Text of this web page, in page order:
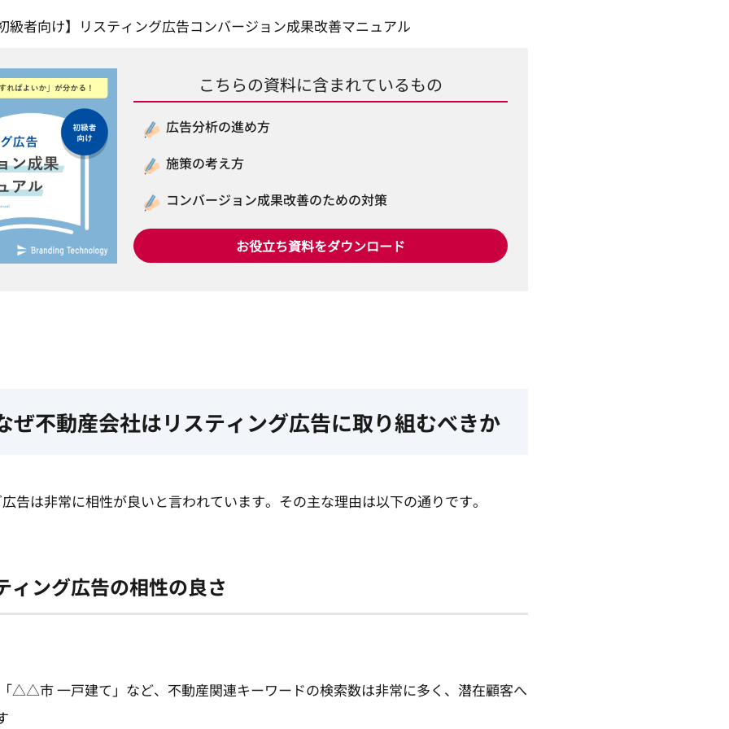
級者向け】リスティング広告コンバージョン成果改善マニュアル
こちらの資料に含まれているもの
広告分析の進め方
施策の考え方
コンバージョン成果改善のための対策
お役立ち資料をダウンロード
ぜ不動産会社はリスティング広告に取り組むべきか
告は非常に相性が良いと言われています。その主な理由は以下の通りです。
ィング広告の相性の良さ
△△市 一戸建て」など、不動産関連キーワードの検索数は非常に多く、潜在顧客へ